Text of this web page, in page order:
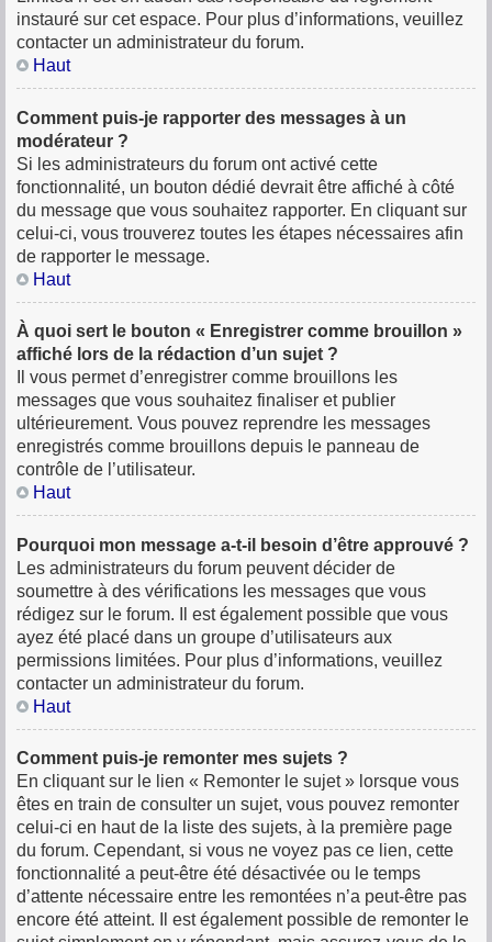
instauré sur cet espace. Pour plus d’informations, veuillez
contacter un administrateur du forum.
Haut
Comment puis-je rapporter des messages à un
modérateur ?
Si les administrateurs du forum ont activé cette
fonctionnalité, un bouton dédié devrait être affiché à côté
du message que vous souhaitez rapporter. En cliquant sur
celui-ci, vous trouverez toutes les étapes nécessaires afin
de rapporter le message.
Haut
À quoi sert le bouton « Enregistrer comme brouillon »
affiché lors de la rédaction d’un sujet ?
Il vous permet d’enregistrer comme brouillons les
messages que vous souhaitez finaliser et publier
ultérieurement. Vous pouvez reprendre les messages
enregistrés comme brouillons depuis le panneau de
contrôle de l’utilisateur.
Haut
Pourquoi mon message a-t-il besoin d’être approuvé ?
Les administrateurs du forum peuvent décider de
soumettre à des vérifications les messages que vous
rédigez sur le forum. Il est également possible que vous
ayez été placé dans un groupe d’utilisateurs aux
permissions limitées. Pour plus d’informations, veuillez
contacter un administrateur du forum.
Haut
Comment puis-je remonter mes sujets ?
En cliquant sur le lien « Remonter le sujet » lorsque vous
êtes en train de consulter un sujet, vous pouvez remonter
celui-ci en haut de la liste des sujets, à la première page
du forum. Cependant, si vous ne voyez pas ce lien, cette
fonctionnalité a peut-être été désactivée ou le temps
d’attente nécessaire entre les remontées n’a peut-être pas
encore été atteint. Il est également possible de remonter le